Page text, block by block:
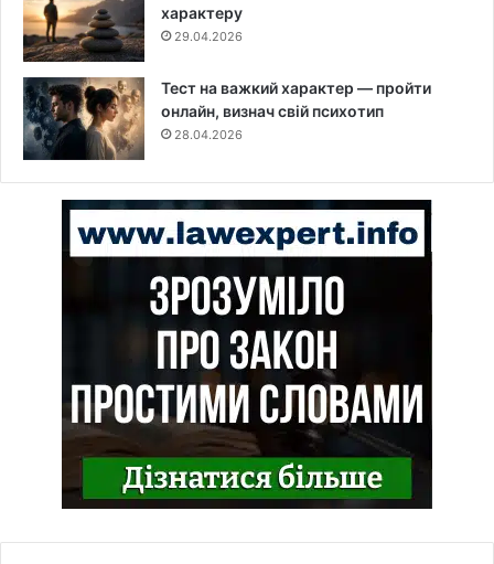
характеру
29.04.2026
Тест на важкий характер — пройти
онлайн, визнач свій психотип
28.04.2026